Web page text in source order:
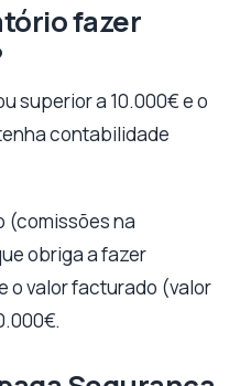
fazer
superior a 10.000€ e o
contabilidade
(comissões na
obriga a fazer
o valor facturado (valor